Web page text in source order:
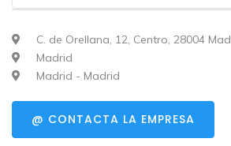
C. de Orellana, 12, Centro, 28004
Madrid
Madrid - Madrid
@ CONTACTA LA EMPRESA